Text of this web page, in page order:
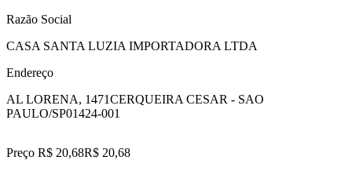
Razão Social
CASA SANTA LUZIA IMPORTADORA LTDA
Endereço
AL LORENA, 1471CERQUEIRA CESAR - SAO
PAULO/SP01424-001
Preço R$ 20,68R$ 20,68